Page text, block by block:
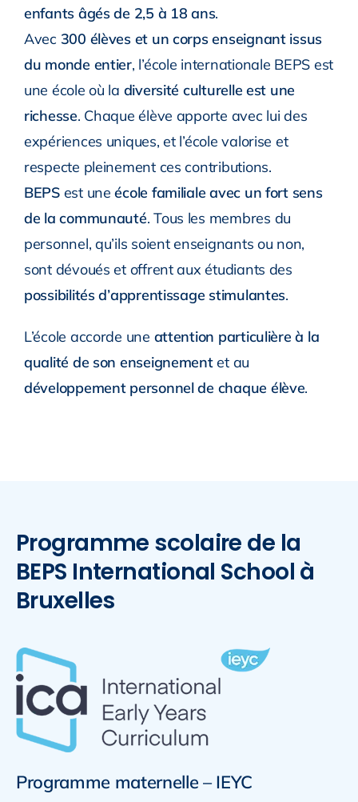
enfants âgés de 2,5 à 18 ans.
Avec 300 élèves et un corps enseignant issus
du monde entier, l’école internationale BEPS est
une école où la diversité culturelle est une
richesse. Chaque élève apporte avec lui des
expériences uniques, et l’école valorise et
respecte pleinement ces contributions.
BEPSest uneécole familiale avec un fort sens
de la communauté. Tous les membres du
personnel, qu’ils soient enseignants ou non,
sont dévoués et offrent aux étudiants des
possibilités d’apprentissage stimulantes.
L’école accorde une attention particulière à la
qualité de son enseignementet au
développement personnel de chaque élève.
Programme scolaire de la
BEPS International School à
Bruxelles
Programme maternelle – IEYC